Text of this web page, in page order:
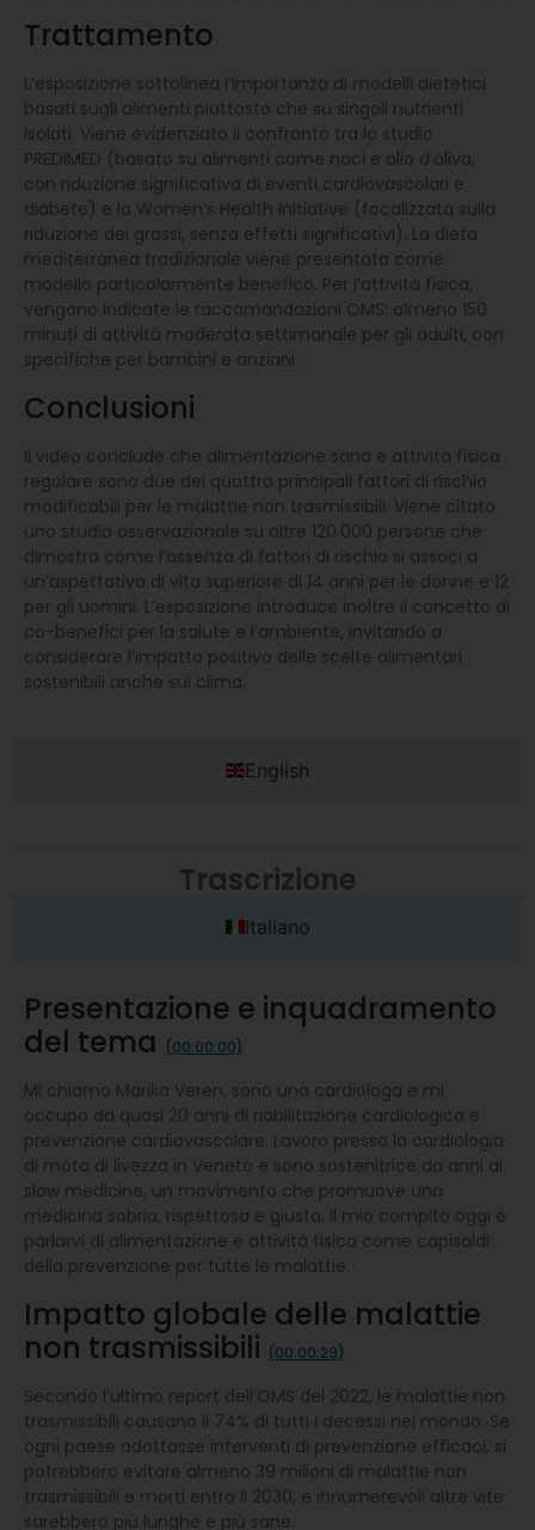
English
Trattamento
L’esposizione sottolinea l’importanza di modelli dietetici
basati sugli alimenti piuttosto che su singoli nutrienti
isolati. Viene evidenziato il confronto tra lo studio
PREDIMED (basato su alimenti come noci e olio d’oliva,
con riduzione significativa di eventi cardiovascolari e
diabete) e la Women’s Health Initiative (focalizzata sulla
riduzione dei grassi, senza effetti significativi). La dieta
mediterranea tradizionale viene presentata come
modello particolarmente benefico. Per l’attività fisica,
vengono indicate le raccomandazioni OMS: almeno 150
minuti di attività moderata settimanale per gli adulti, con
specifiche per bambini e anziani.
Conclusioni
Il video conclude che alimentazione sana e attività fisica
regolare sono due dei quattro principali fattori di rischio
modificabili per le malattie non trasmissibili. Viene citato
uno studio osservazionale su oltre 120.000 persone che
dimostra come l’assenza di fattori di rischio si associ a
un’aspettativa di vita superiore di 14 anni per le donne e 12
per gli uomini. L’esposizione introduce inoltre il concetto di
co-benefici per la salute e l’ambiente, invitando a
considerare l’impatto positivo delle scelte alimentari
sostenibili anche sul clima.
Trascrizione
Italiano
Presentazione e inquadramento
del tema (00:00:00)
Mi chiamo Marika Veren, sono una cardiologa e mi
occupo da quasi 20 anni di riabilitazione cardiologica e
prevenzione cardiovascolare. Lavoro presso la cardiologia
di mota di livezza in Veneto e sono sostenitrice da anni di
slow medicine, un movimento che promuove una
medicina sobria, rispettosa e giusta. Il mio compito oggi è
parlarvi di alimentazione e attività fisica come capisaldi
della prevenzione per tutte le malattie.
Impatto globale delle malattie
non trasmissibili (00:00:29)
Secondo l’ultimo report dell’OMS del 2022, le malattie non
trasmissibili causano il 74% di tutti i decessi nel mondo. Se
ogni paese adottasse interventi di prevenzione efficaci, si
potrebbero evitare almeno 39 milioni di malattie non
trasmissibili e morti entro il 2030, e innumerevoli altre vite
sarebbero più lunghe e più sane.